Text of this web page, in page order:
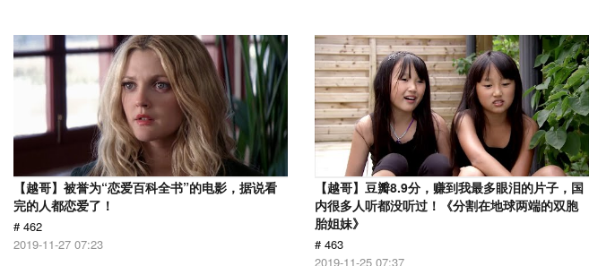
【越哥】被誉为“恋爱百科全书”的电影，据说看
完的人都恋爱了！
# 462
2019-11-27 07:23
【越哥】豆瓣8.9分，赚到我最多眼泪的片子，国
内很多人听都没听过！《分割在地球两端的双胞
胎姐妹》
# 463
2019-11-25 07:37